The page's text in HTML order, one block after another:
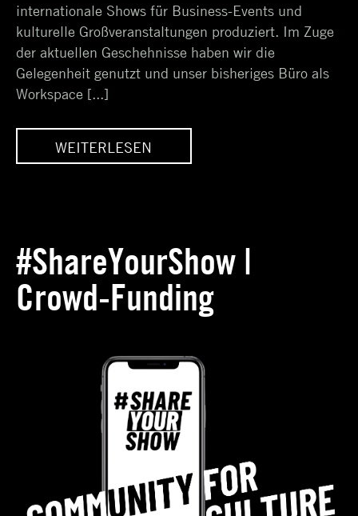
internationale Shows für Business-Events und
kulturelle Großveranstaltungen produziert. Im Zuge
der aktuellen Geschehnisse haben wir die
Gelegenheit genutzt und unser bisheriges Büro als
Workspace [...]
WEITERLESEN
#ShareYourShow |
Crowd-Funding